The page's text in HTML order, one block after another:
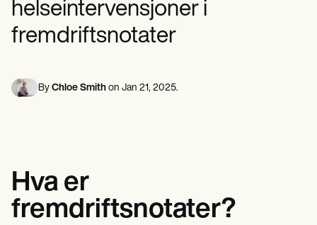
Psykisk helsepersonell
Sosialarbeidere
Kostholdseksperter og ernæringseksperter
Massasjeterapeuter
Appveiledninger
Maler
ICD-koder
Procedure Codes
Insurance claims
Speech therapists
Life coaches
Massage therapists
Personal trainers
helseintervensjoner i
fremdriftsnotater
By Chloe Smith on Jan 21, 2025.
Hva er
fremdriftsnotater?